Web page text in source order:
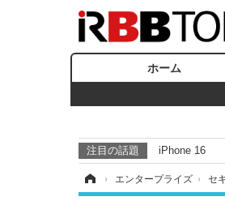
ホーム
注目の話題 iPhone 16
› エンタープライズ › セ